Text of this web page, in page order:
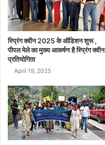
स्प्रिंग क्वीन 2025 के ऑडिशन शुरू ,
पीपल मेले का मुख्य आकर्षण है स्प्रिंग क्वीन
प्रतियोगिता
April 19, 2025